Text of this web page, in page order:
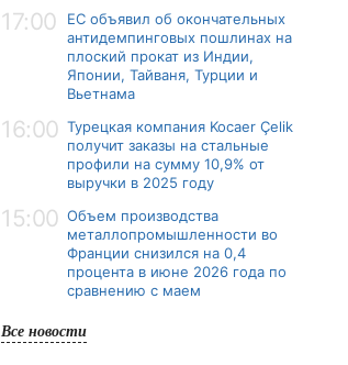
17:00
ЕС объявил об окончательных
антидемпинговых пошлинах на
плоский прокат из Индии,
Японии, Тайваня, Турции и
Вьетнама
16:00 Турецкая компания Kocaer Çelik
получит заказы на стальные
профили на сумму 10,9% от
выручки в 2025 году
15:00 Объем производства
металлопромышленности во
Франции снизился на 0,4
процента в июне 2026 года по
сравнению с маем
Все новости